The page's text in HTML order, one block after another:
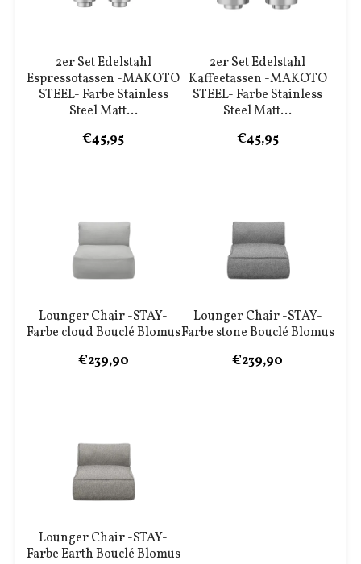
2er Set Edelstahl
Espressotassen -MAKOTO
STEEL- Farbe Stainless
Steel Matt...
€45,95
2er Set Edelstahl
Kaffeetassen -MAKOTO
STEEL- Farbe Stainless
Steel Matt...
€45,95
Lounger Chair -STAY-
Farbe cloud Bouclé Blomus
€239,90
Lounger Chair -STAY-
Farbe stone Bouclé Blomus
€239,90
Lounger Chair -STAY-
Farbe Earth Bouclé Blomus